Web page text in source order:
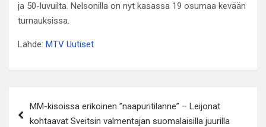
ja 50-luvuilta. Nelsonilla on nyt kasassa 19 osumaa kevään
turnauksissa.
Lähde: MTV Uutiset
selaus
MM-kisoissa erikoinen ”naapuritilanne” – Leijonat
kohtaavat Sveitsin valmentajan suomalaisilla juurilla